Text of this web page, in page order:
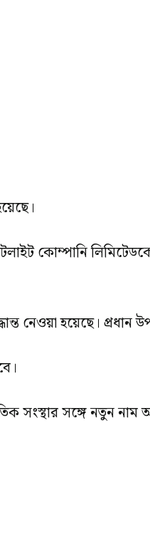
কোম্পানি
নেওয়া হয়েছে।
সংস্থার সঙ্গে নতুন